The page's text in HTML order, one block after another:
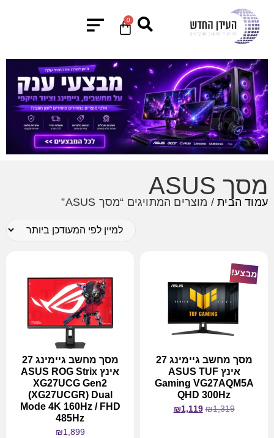
0
מסך ASUS
עמוד הבית/ מוצרים המתויגים “מסך ASUS”
מבצע!
מסך מחשב גיימינג 27
אינץ ASUS TUF
Gaming VG27AQM5A
QHD 300Hz
₪1,319
₪1,119
מסך מחשב גיימינג 27
אינץ ASUS ROG Strix
XG27UCG Gen2
(XG27UCGR) Dual
Mode 4K 160Hz / FHD
485Hz
₪1,899